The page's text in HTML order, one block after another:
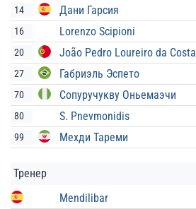
14 Дани Гарсия
16 Lorenzo Scipioni
20 João Pedro Loureiro da Costa
27 Габриэль Эспето
70 Сопуручукву Оньемаэчи
80 S. Pnevmonidis
99 Мехди Тареми
Тренер
Mendilibar